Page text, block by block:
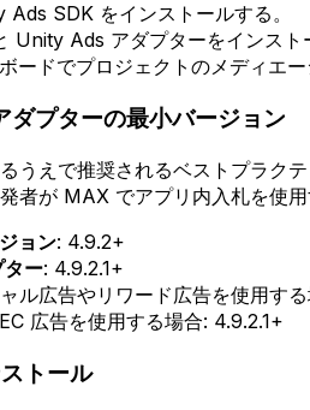
SDK をインストールする。
Ads アダプターをインスト
ードでプロジェクトのメディエ
ダプターの最小バージョン
うえで推奨されるベストプラク
者が MAX でアプリ内入札を使
ョン: 4.9.2+
ー: 4.9.2.1+
ル広告やリワード広告を使用す
広告を使用する場合: 4.9.2.1+
トール